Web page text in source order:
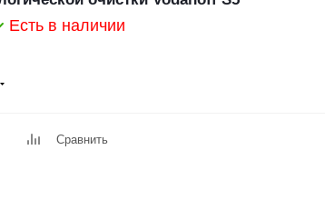
Есть в наличии
Сравнить